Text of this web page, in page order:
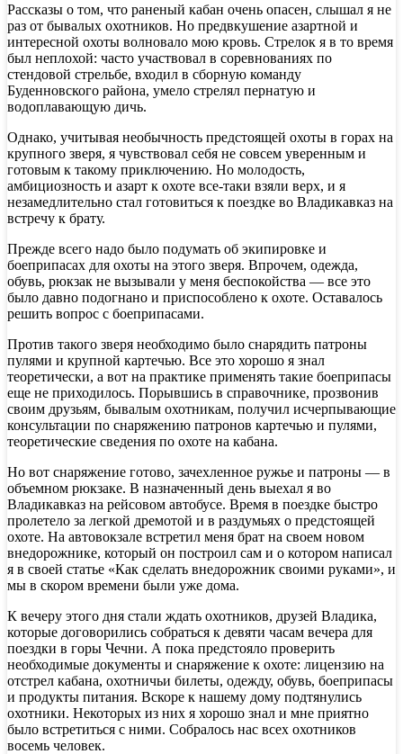
Рассказы о том, что раненый кабан очень опасен, слышал я не
раз от бывалых охотников. Но предвкушение азартной и
интересной охоты волновало мою кровь. Стрелок я в то время
был неплохой: часто участвовал в соревнованиях по
стендовой стрельбе, входил в сборную команду
Буденновского района, умело стрелял пернатую и
водоплавающую дичь.
Однако, учитывая необычность предстоящей охоты в горах на
крупного зверя, я чувствовал себя не совсем уверенным и
готовым к такому приключению. Но молодость,
амбициозность и азарт к охоте все-таки взяли верх, и я
незамедлительно стал готовиться к поездке во Владикавказ на
встречу к брату.
Прежде всего надо было подумать об экипировке и
боеприпасах для охоты на этого зверя. Впрочем, одежда,
обувь, рюкзак не вызывали у меня беспокойства — все это
было давно подогнано и приспособлено к охоте. Оставалось
решить вопрос с боеприпасами.
Против такого зверя необходимо было снарядить патроны
пулями и крупной картечью. Все это хорошо я знал
теоретически, а вот на практике применять такие боеприпасы
еще не приходилось. Порывшись в справочнике, прозвонив
своим друзьям, бывалым охотникам, получил исчерпывающие
консультации по снаряжению патронов картечью и пулями,
теоретические сведения по охоте на кабана.
Но вот снаряжение готово, зачехленное ружье и патроны — в
объемном рюкзаке. В назначенный день выехал я во
Владикавказ на рейсовом автобусе. Время в поездке быстро
пролетело за легкой дремотой и в раздумьях о предстоящей
охоте. На автовокзале встретил меня брат на своем новом
внедорожнике, который он построил сам и о котором написал
я в своей статье «Как сделать внедорожник своими руками», и
мы в скором времени были уже дома.
К вечеру этого дня стали ждать охотников, друзей Владика,
которые договорились собраться к девяти часам вечера для
поездки в горы Чечни. А пока предстояло проверить
необходимые документы и снаряжение к охоте: лицензию на
отстрел кабана, охотничьи билеты, одежду, обувь, боеприпасы
и продукты питания. Вскоре к нашему дому подтянулись
охотники. Некоторых из них я хорошо знал и мне приятно
было встретиться с ними. Собралось нас всех охотников
восемь человек.